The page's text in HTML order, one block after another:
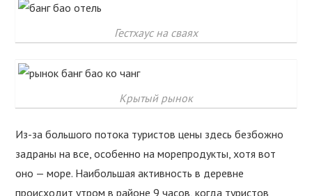
Гестхаус на сваях
Крытый рынок
Из-за большого потока туристов цены здесь безбожно
задраны на все, особенно на морепродукты, хотя вот
оно — море. Наибольшая активность в деревне
происходит утром в районе 9 часов, когда туристов